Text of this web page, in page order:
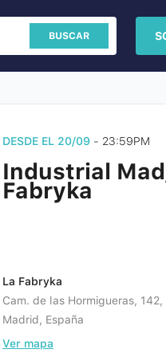
BUSCAR
DESDE EL 20/09 - 23:59PM
Industrial
Fabryka
La Fabryka
Cam. de las Hormigueras,
Madrid, España
Ver mapa